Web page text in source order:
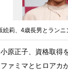
絵莉、4歳長男とランニ
小原正子、資格取得
ファミマとヒロアカ